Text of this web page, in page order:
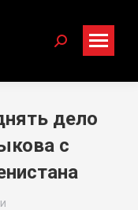
Search:
дело
с